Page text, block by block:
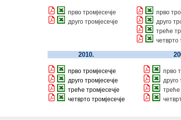
прво тромјесечје
друго тромјесечје
прво
друго
треће
четврто
2010.
прво тромјесечје
друго тромјесечје
треће тромјесечје
четврто тромјесечје
прво
друго
треће